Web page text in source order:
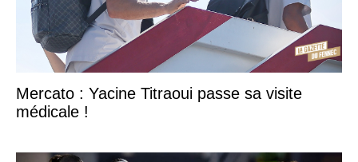
Mercato : Yacine Titraoui passe sa visite
médicale !